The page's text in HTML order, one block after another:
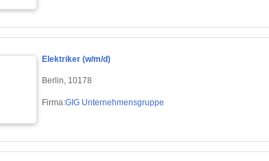
Elektriker (w/m/d)
Berlin, 10178
Firma:GIG Unternehmensgruppe